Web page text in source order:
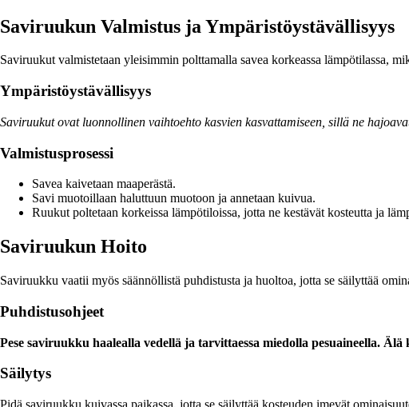
Saviruukun Valmistus ja Ympäristöystävällisyys
Saviruukut valmistetaan yleisimmin polttamalla savea korkeassa lämpötilassa,
Ympäristöystävällisyys
Saviruukut ovat luonnollinen vaihtoehto kasvien kasvattamiseen, sillä ne
Valmistusprosessi
Savea kaivetaan maaperästä.
Savi muotoillaan haluttuun muotoon ja annetaan kuivua.
Ruukut poltetaan korkeissa lämpötiloissa, jotta ne kestävät kosteutta ja
Saviruukun Hoito
Saviruukku vaatii myös säännöllistä puhdistusta ja huoltoa, jotta se säilyttää
Puhdistusohjeet
Pese saviruukku haalealla vedellä ja tarvittaessa miedolla pesuaineella.
Säilytys
Pidä saviruukku kuivassa paikassa, jotta se säilyttää kosteuden imevät